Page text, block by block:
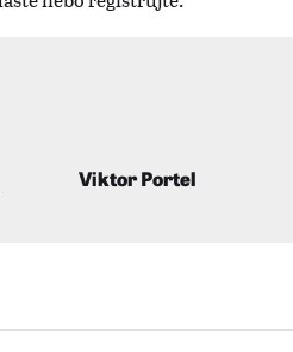
Viktor Portel